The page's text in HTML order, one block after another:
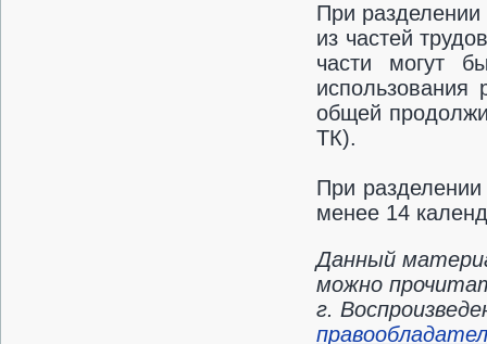
При разделении
из частей
части могут
использования
общей
ТК).
При разделении
менее 14
Данный
можно
г.